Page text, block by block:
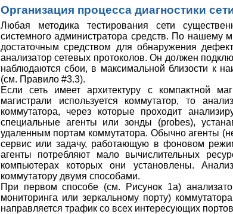
Организация процесса диагностики
Любая методика тестирования сети
системного администратора средств. По
достаточным cредством для обнаружения
анализатор сетевых протоколов. Он должен
наблюдаются сбои, в максимальной близости к
(см. Правило #3.3).
Если сеть имеет архитектуру с компактной
магистрали используется коммутатор, то
коммутатора, через которые проходит
специальные агенты или зонды (probes),
удаленным портам коммутатора. Обычно агенты
сервис или задачу, работающую в фоновом
агенты потребляют мало вычислительных
компьютерах которых они установлены.
коммутатору двумя способами.
При первом способе (см. Рисунок 1а)
мониторинга или зеркальному порту)
направляется трафик со всех интересующих